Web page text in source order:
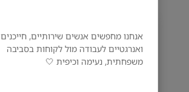
אנחנו מחפשים אנשים שירותיים, חייכנים
ואנרגטיים לעבודה מול לקוחות בסביבה
משפחתית, נעימה וכיפית 🤍
בני ברק